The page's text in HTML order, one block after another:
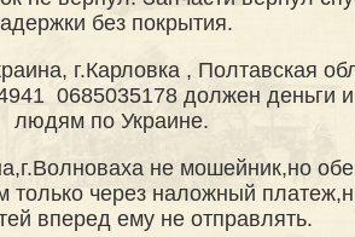
без покрытия.
г.Карловка , Полтавская
0685035178 должен деньги
людям по Украине.
не мошейник,но
только через наложный
вперед ему не отправлять.